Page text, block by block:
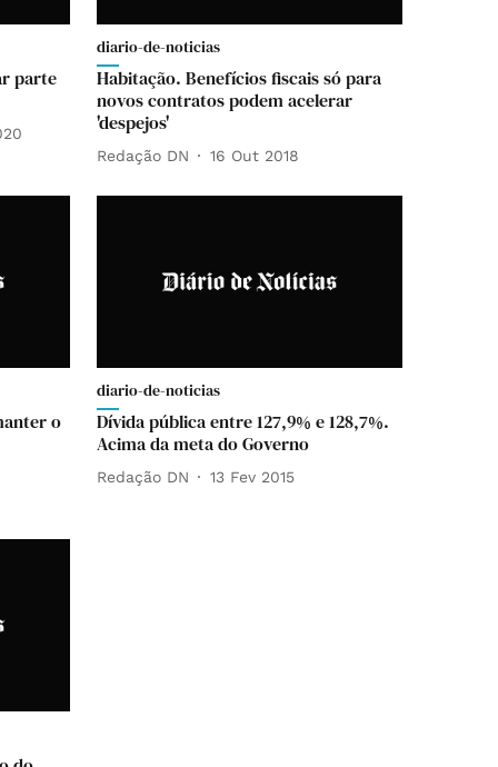
parte
diario-de-noticias
Habitação. Benefícios fiscais só para
novos contratos podem acelerar
'despejos'
Redação DN 16 Out 2018
o
diario-de-noticias
Dívida pública entre 127,9% e 128,7%.
Acima da meta do Governo
Redação DN 13 Fev 2015